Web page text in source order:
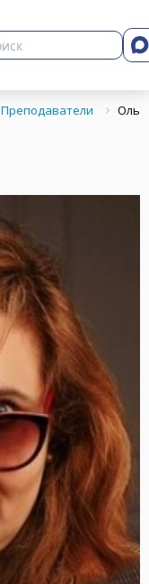
Библиотека
Преподаватели